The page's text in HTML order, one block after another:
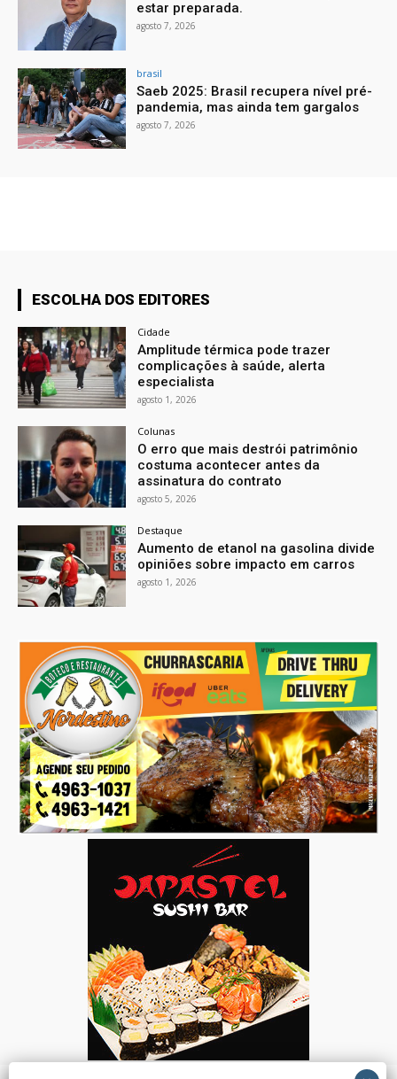
estar preparada.
agosto 7, 2026
brasil
Saeb 2025: Brasil recupera nível pré-
pandemia, mas ainda tem gargalos
agosto 7, 2026
ESCOLHA DOS EDITORES
Cidade
Amplitude térmica pode trazer
complicações à saúde, alerta
especialista
agosto 1, 2026
Colunas
O erro que mais destrói patrimônio
costuma acontecer antes da
assinatura do contrato
agosto 5, 2026
Destaque
Aumento de etanol na gasolina divide
opiniões sobre impacto em carros
agosto 1, 2026